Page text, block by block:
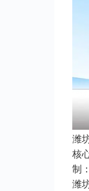
潍
核
制
潍